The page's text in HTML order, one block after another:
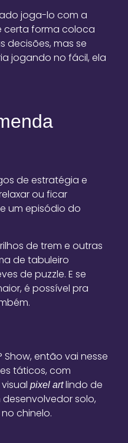
joga-lo com a
certa forma coloca
decisões, mas se
jogando no fácil, ela
de estratégia e
ou ficar
um episódio do
de trem e outras
de tabuleiro
de puzzle. E se
é possível pra
Show, então vai nesse
táticos, com
visualpixel artlindo de
solo,
chinelo.